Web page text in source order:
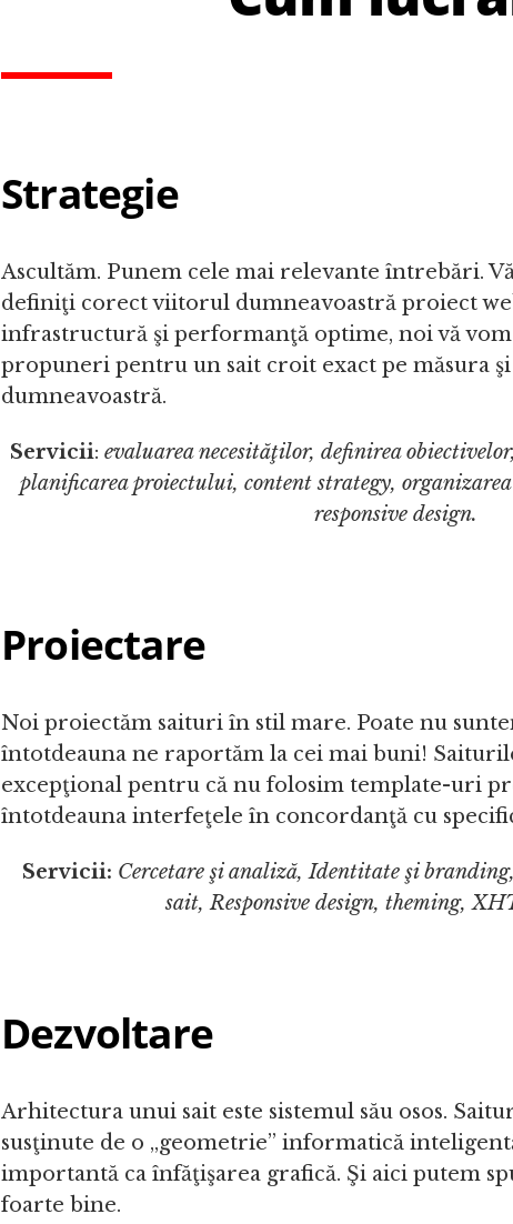
Strategie
Ascultăm. Punem cele mai relevante întrebări.
definiţi corect viitorul dumneavoastră proiect
infrastructură şi performanţă optime, noi vă vom
propuneri pentru un sait croit exact pe măsura
dumneavoastră.
Servicii: evaluarea necesităţilor, definirea
planificarea proiectului, content strategy,
responsive design.
Proiectare
Noi proiectăm saituri în stil mare. Poate nu
întotdeauna ne raportăm la cei mai buni!
excepţional pentru că nu folosim template-uri
întotdeauna interfeţele în concordanţă cu
Servicii: Cercetare şi analiză, Identitate şi
sait, Responsive design, theming,
Dezvoltare
Arhitectura unui sait este sistemul său osos.
susţinute de o „geometrie” informatică
importantă ca înfăţişarea grafică. Şi aici putem
foarte bine.